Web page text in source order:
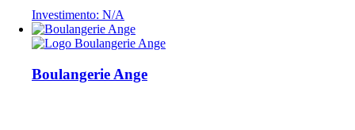
Investimento: N/A
Boulangerie Ange